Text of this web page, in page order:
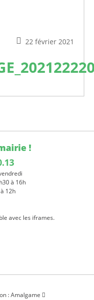
22 février 2021
!
à 16h
12h
avec les iframes.
: Amalgame